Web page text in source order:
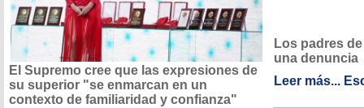
El Supremo cree que las expresiones de
su superior "se enmarcan en un
contexto de familiaridad y confianza"
Los padres
una denuncia
Leer más...